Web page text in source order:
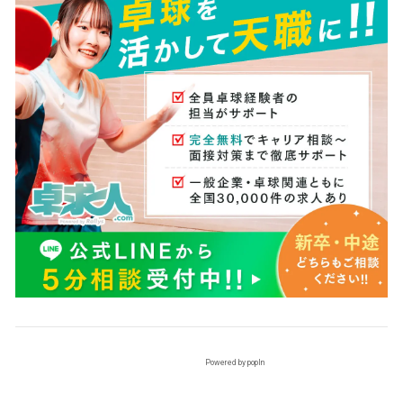
Powered by popIn